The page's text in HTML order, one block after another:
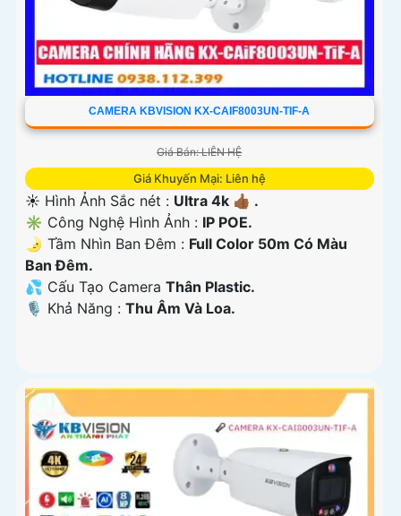
CAMERA KBVISION KX-CAIF8003UN-TIF-A
Giá Bán: LIÊN HỆ
Giá Khuyến Mại: Liên hệ
☀️ Hình Ảnh Sắc nét : Ultra 4k 👍🏾 .
✳️ Công Nghệ Hình Ảnh : IP POE.
🌛 Tầm Nhìn Ban Đêm : Full Color 50m Có Màu
Ban Ðêm.
💦 Cấu Tạo Camera Thân Plastic.
️🎙 Khả Năng : Thu Âm Và Loa.